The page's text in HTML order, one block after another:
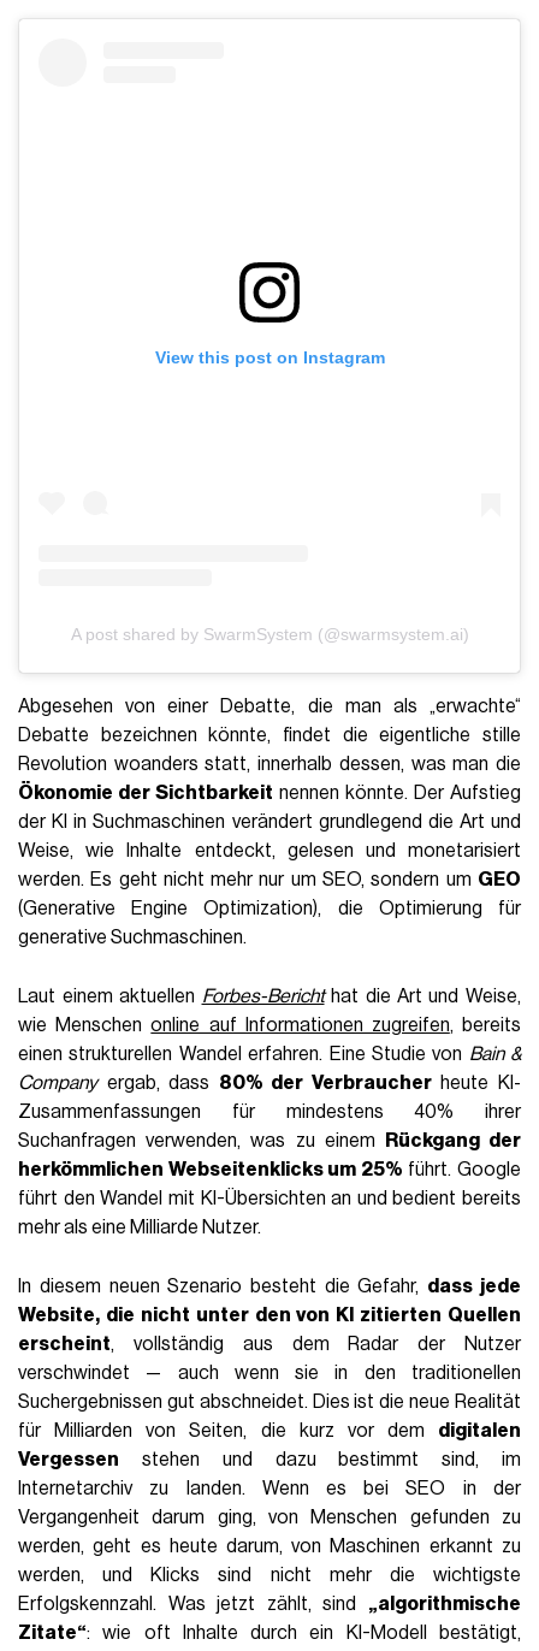
View this post on Instagram
A post shared by SwarmSystem (@swarmsystem.ai)
Abgesehen von einer Debatte, die man als „erwachte“
Debatte bezeichnen könnte, findet die eigentliche stille
Revolution woanders statt, innerhalb dessen, was man die
Ökonomie der Sichtbarkeit nennen könnte. Der Aufstieg
der KI in Suchmaschinen verändert grundlegend die Art und
Weise, wie Inhalte entdeckt, gelesen und monetarisiert
werden. Es geht nicht mehr nur um SEO, sondern um GEO
(Generative Engine Optimization), die Optimierung für
generative Suchmaschinen.
Laut einem aktuellen Forbes-Berichthat die Art und Weise,
wie Menschenonline auf Informationen zugreifen, bereits
einen strukturellen Wandel erfahren. Eine Studie von Bain &
Companyergab, dass 80% der Verbraucherheute KI-
Zusammenfassungen für mindestens 40% ihrer
Suchanfragen verwenden, was zu einem
Rückgang der
herkömmlichen Webseitenklicks um 25% führt. Google
führt den Wandel mit KI-Übersichten an und bedient bereits
mehr als eine Milliarde Nutzer.
In diesem neuen Szenario besteht die Gefahr, dass jede
Website, die nicht unter den von KI zitierten Quellen
erscheint, vollständig aus dem Radar der Nutzer
verschwindet — auch wenn sie in den traditionellen
Suchergebnissen gut abschneidet. Dies ist die neue Realität
für Milliarden von Seiten, die kurz vor dem digitalen
Vergessen stehen und dazu bestimmt sind, im
Internetarchiv zu landen. Wenn es bei SEO in der
Vergangenheit darum ging, von Menschen gefunden zu
werden, geht es heute darum, von Maschinen erkannt zu
werden, und Klicks sind nicht mehr die wichtigste
Erfolgskennzahl. Was jetzt zählt, sind „algorithmische
Zitate“: wie oft Inhalte durch ein KI-Modell bestätigt,